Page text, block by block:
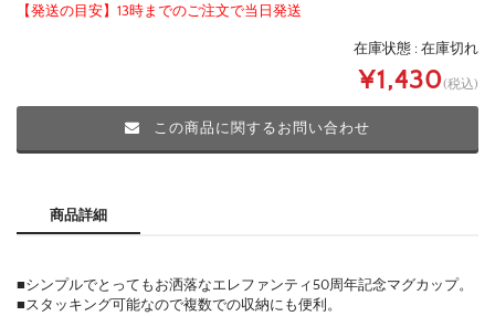
【発送の目安】13時までのご注文で当日発送
在庫状態 : 在庫切れ
¥1,430(税込)
この商品に関するお問い合わせ
商品詳細
■シンプルでとってもお洒落なエレファンティ50周年記念マグカップ。
■スタッキング可能なので複数での収納にも便利。